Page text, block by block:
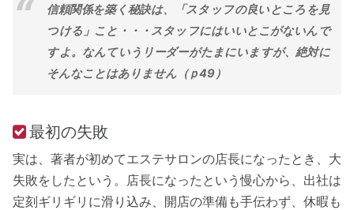
信頼関係を築く秘訣は、「スタッフの良いところを見
つける」こと・・・スタッフにはいいとこがないんで
すよ。なんていうリーダーがたまにいますが、絶対に
そんなことはありません（ｐ49）
最初の失敗
実は、著者が初めてエステサロンの店長になったとき、大
失敗をしたという。店長になったという慢心から、出社は
定刻ギリギリに滑り込み、開店の準備も手伝わず、休暇も